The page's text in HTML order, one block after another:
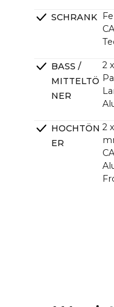
SCHRANK
BASS /
MITTELTÖ
NER
2
HOCHTÖN
ER
2